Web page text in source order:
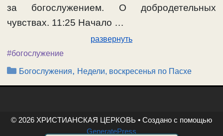
за богослужением. О добродетельных
чувствах. 11:25 Начало …
развернуть
#богослужение
Рубрики
Богослужения, Недели, воскресенья по Пасхе
© 2026 ХРИСТИАНСКАЯ ЦЕРКОВЬ • Создано с помощью
GeneratePress